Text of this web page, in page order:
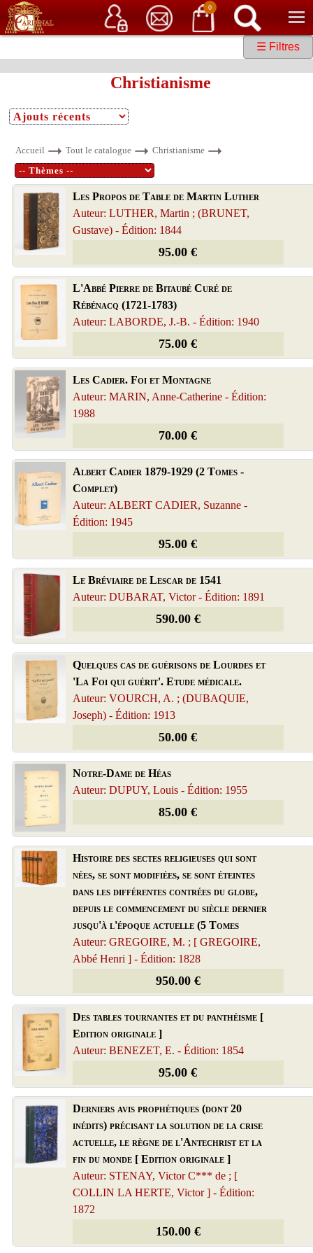
0
Service client 06 15 37 15 37 Librairie de livres anciens & rares
☰ Filtres
Christianisme
Accueil Tout le catalogue Christianisme
Les Propos de Table de Martin Luther
Auteur: LUTHER, Martin ; (BRUNET,
Gustave) - Édition: 1844
95.00 €
L'Abbé Pierre de Bitaubé Curé de
Rébénacq (1721-1783)
Auteur: LABORDE, J.-B. - Édition: 1940
75.00 €
Les Cadier. Foi et Montagne
Auteur: MARIN, Anne-Catherine - Édition:
1988
70.00 €
Albert Cadier 1879-1929 (2 Tomes -
Complet)
Auteur: ALBERT CADIER, Suzanne -
Édition: 1945
95.00 €
Le Bréviaire de Lescar de 1541
Auteur: DUBARAT, Victor - Édition: 1891
590.00 €
Quelques cas de guérisons de Lourdes et
'La Foi qui guérit'. Etude médicale.
Auteur: VOURCH, A. ; (DUBAQUIE,
Joseph) - Édition: 1913
50.00 €
Notre-Dame de Héas
Auteur: DUPUY, Louis - Édition: 1955
85.00 €
Histoire des sectes religieuses qui sont
nées, se sont modifiées, se sont éteintes
dans les différentes contrées du globe,
depuis le commencement du siècle dernier
jusqu'à l'époque actuelle (5 Tomes
Auteur: GREGOIRE, M. ; [ GREGOIRE,
Abbé Henri ] - Édition: 1828
950.00 €
Des tables tournantes et du panthéisme [
Edition originale ]
Auteur: BENEZET, E. - Édition: 1854
95.00 €
Derniers avis prophétiques (dont 20
inédits) précisant la solution de la crise
actuelle, le règne de l'Antechrist et la
fin du monde [ Edition originale ]
Auteur: STENAY, Victor C*** de ; [
COLLIN LA HERTE, Victor ] - Édition:
1872
150.00 €